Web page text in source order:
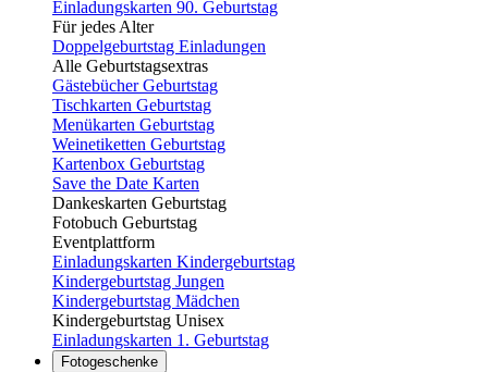
Einladungskarten 90. Geburtstag
Für jedes Alter
Doppelgeburtstag Einladungen
Alle Geburtstagsextras
Gästebücher Geburtstag
Tischkarten Geburtstag
Menükarten Geburtstag
Weinetiketten Geburtstag
Kartenbox Geburtstag
Save the Date Karten
Dankeskarten Geburtstag
Fotobuch Geburtstag
Eventplattform
Einladungskarten Kindergeburtstag
Kindergeburtstag Jungen
Kindergeburtstag Mädchen
Kindergeburtstag Unisex
Einladungskarten 1. Geburtstag
Fotogeschenke